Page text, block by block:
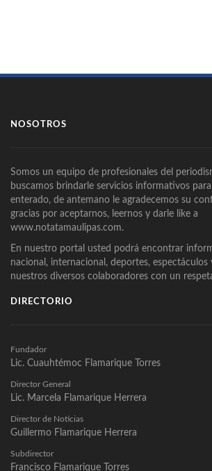
NOSOTROS
Somos un equipo de profesionales del
buscamos brindarle servicios informativos
enterado, de antemano le agradecemos su
gracias por aceptarnos, leernos y darle like a
www.notatamaulipas.com.
En nuestro portal usted podrá encontrar
nacional, internacional, deportes, espectáculos
nuestros diversos colaboradores con un
DIRECTORIO
Fundador
Lic. Cuauhtémoc Flamarique Torres
Director General
Lic. Marcela Flamarique Herrera
Director de Noticias
Guillermo Flamarique Herrera
Subdirector
Francisco Flamarique Torres